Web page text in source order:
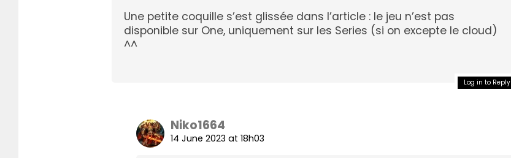
Une petite coquille s’est glissée dans l’article : le jeu n’est pas
disponible sur One, uniquement sur les Series (si on excepte le cloud)
^^
Log in to Reply
Niko1664
14 June 2023 at 18h03